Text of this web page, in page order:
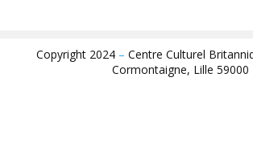
Copyright 2024 – Centre Culturel
Cormontaigne, Lille 59000